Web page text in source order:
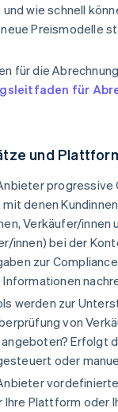
wie schnell
Preismodelle
für die
für
und
progressive
denen
Verkäufer/innen
innen) bei der
zur
werden zur
von
Erfolgt
oder
Ihre Plattform oder